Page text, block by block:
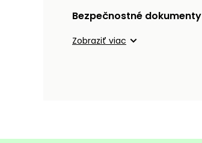
Bezpečnostné dokumenty
Zobraziť viac